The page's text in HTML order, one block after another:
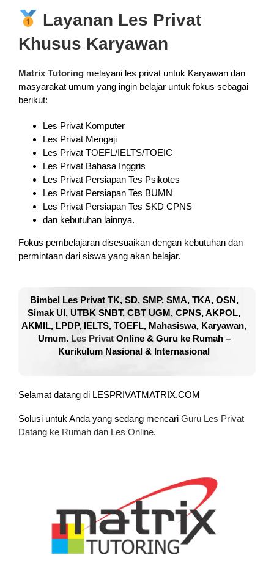
Layanan Les Privat
Khusus Karyawan
Matrix Tutoring melayani les privat untuk Karyawan dan
masyarakat umum yang ingin belajar untuk fokus sebagai
berikut:
Les Privat Komputer
Les Privat Mengaji
Les Privat TOEFL/IELTS/TOEIC
Les Privat Bahasa Inggris
Les Privat Persiapan Tes Psikotes
Les Privat Persiapan Tes BUMN
Les Privat Persiapan Tes SKD CPNS
dan kebutuhan lainnya.
Fokus pembelajaran disesuaikan dengan kebutuhan dan
permintaan dari siswa yang akan belajar.
Bimbel Les Privat TK, SD, SMP, SMA, TKA, OSN,
Simak UI, UTBK SNBT, CBT UGM, CPNS, AKPOL,
AKMIL, LPDP, IELTS, TOEFL, Mahasiswa, Karyawan,
Umum. Les PrivatOnline & Guru ke Rumah –
Kurikulum Nasional & Internasional
Selamat datang di LESPRIVATMATRIX.COM
Solusi untuk Anda yang sedang mencari Guru Les Privat
Datang ke Rumah dan Les Online.